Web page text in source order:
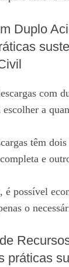
Duplo
com
a
têm
e
é possível
o
práticas